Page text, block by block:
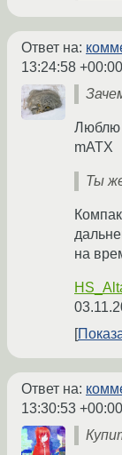
Ответ на:
13:24:58 +00:00
Люблю
mATX
Ты
на
Ответ на:
13:30:53 +00:00